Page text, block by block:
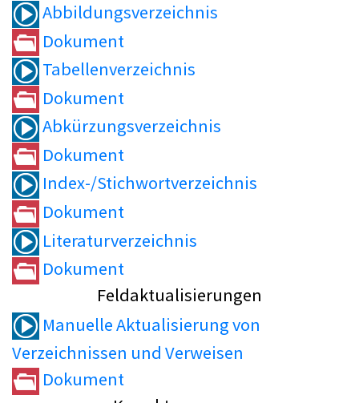
Abbildungsverzeichnis
Dokument
Tabellenverzeichnis
Dokument
Abkürzungsverzeichnis
Dokument
Index-/Stichwortverzeichnis
Dokument
Literaturverzeichnis
Dokument
Feldaktualisierungen
Manuelle Aktualisierung von
Verzeichnissen und Verweisen
Dokument